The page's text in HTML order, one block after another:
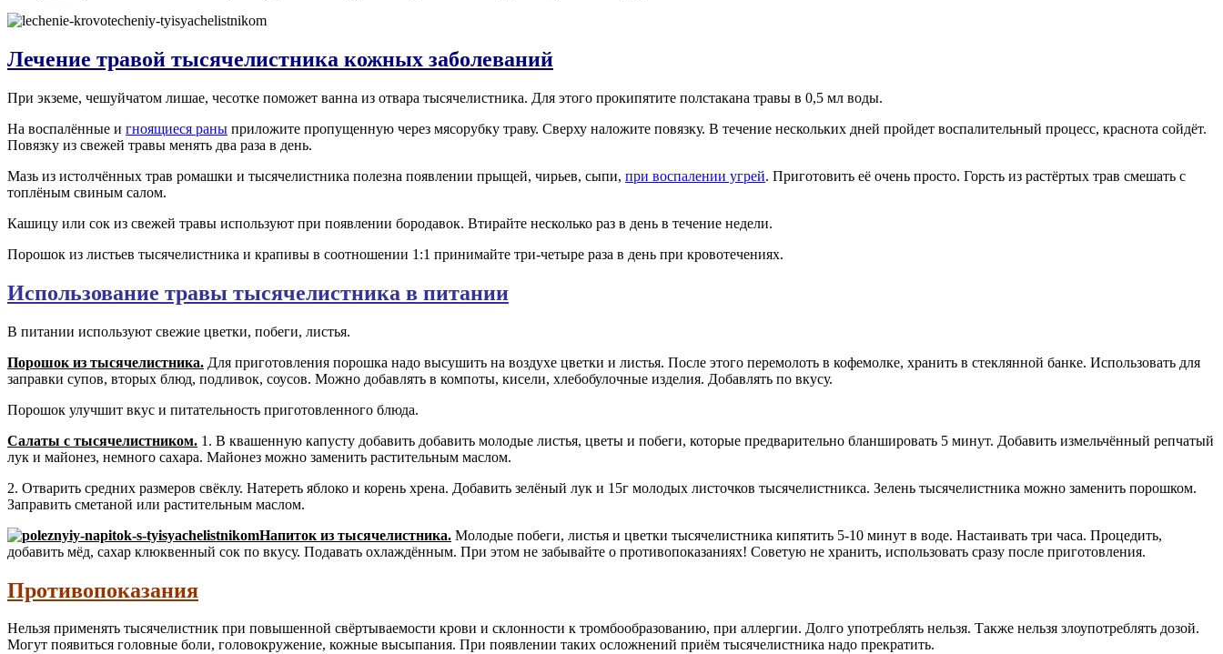
Лечение травой тысячелистника кожных заболеваний
При экземе, чешуйчатом лишае, чесотке поможет ванна из отвара тысячелистника. Для этого прокипятите полстакана травы в 0,5 мл воды.
На воспалённые и гноящиеся раны приложите пропущенную через мясорубку траву. Сверху наложите повязку. В течение нескольких дней пройдет воспалительный процесс, краснота сойдёт.
Повязку из свежей травы менять два раза в день.
Мазь из истолчённых трав ромашки и тысячелистника полезна появлении прыщей, чирьев, сыпи, при воспалении угрей. Приготовить её очень просто. Горсть из растёртых трав смешать с
топлёным свиным салом.
Кашицу или сок из свежей травы используют при появлении бородавок. Втирайте несколько раз в день в течение недели.
Порошок из листьев тысячелистника и крапивы в соотношении 1:1 принимайте три-четыре раза в день при кровотечениях.
Использование травы тысячелистника в питании
В питании используют свежие цветки, побеги, листья.
Порошок из тысячелистника. Для приготовления порошка надо высушить на воздухе цветки и листья. После этого перемолоть в кофемолке, хранить в стеклянной банке. Использовать для
заправки супов, вторых блюд, подливок, соусов. Можно добавлять в компоты, кисели, хлебобулочные изделия. Добавлять по вкусу.
Порошок улучшит вкус и питательность приготовленного блюда.
Салаты с тысячелистником. 1. В квашенную капусту добавить добавить молодые листья, цветы и побеги, которые предварительно бланшировать 5 минут. Добавить измельчённый репчатый
лук и майонез, немного сахара. Майонез можно заменить растительным маслом.
2. Отварить средних размеров свёклу. Натереть яблоко и корень хрена. Добавить зелёный лук и 15г молодых листочков тысячелистникса. Зелень тысячелистника можно заменить порошком.
Заправить сметаной или растительным маслом.
Напиток из тысячелистника. Молодые побеги, листья и цветки тысячелистника кипятить 5-10 минут в воде. Настаивать три часа. Процедить,
добавить мёд, сахар клюквенный сок по вкусу. Подавать охлаждённым. При этом не забывайте о противопоказаниях! Советую не хранить, использовать сразу после приготовления.
Противопоказания
Нельзя применять тысячелистник при повышенной свёртываемости крови и склонности к тромбообразованию, при аллергии. Долго употреблять нельзя. Также нельзя злоупотреблять дозой.
Могут появиться головные боли, головокружение, кожные высыпания. При появлении таких осложнений приём тысячелистника надо прекратить.